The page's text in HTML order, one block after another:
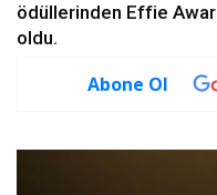
ödüllerinden Effie
oldu.
Abone Ol